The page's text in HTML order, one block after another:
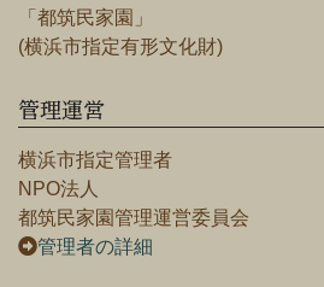
「都筑民家園」
(横浜市指定有形文化財)
管理運営
横浜市指定管理者
NPO法人
都筑民家園管理運営委員会
管理者の詳細